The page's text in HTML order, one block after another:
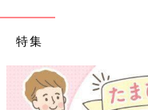
特集